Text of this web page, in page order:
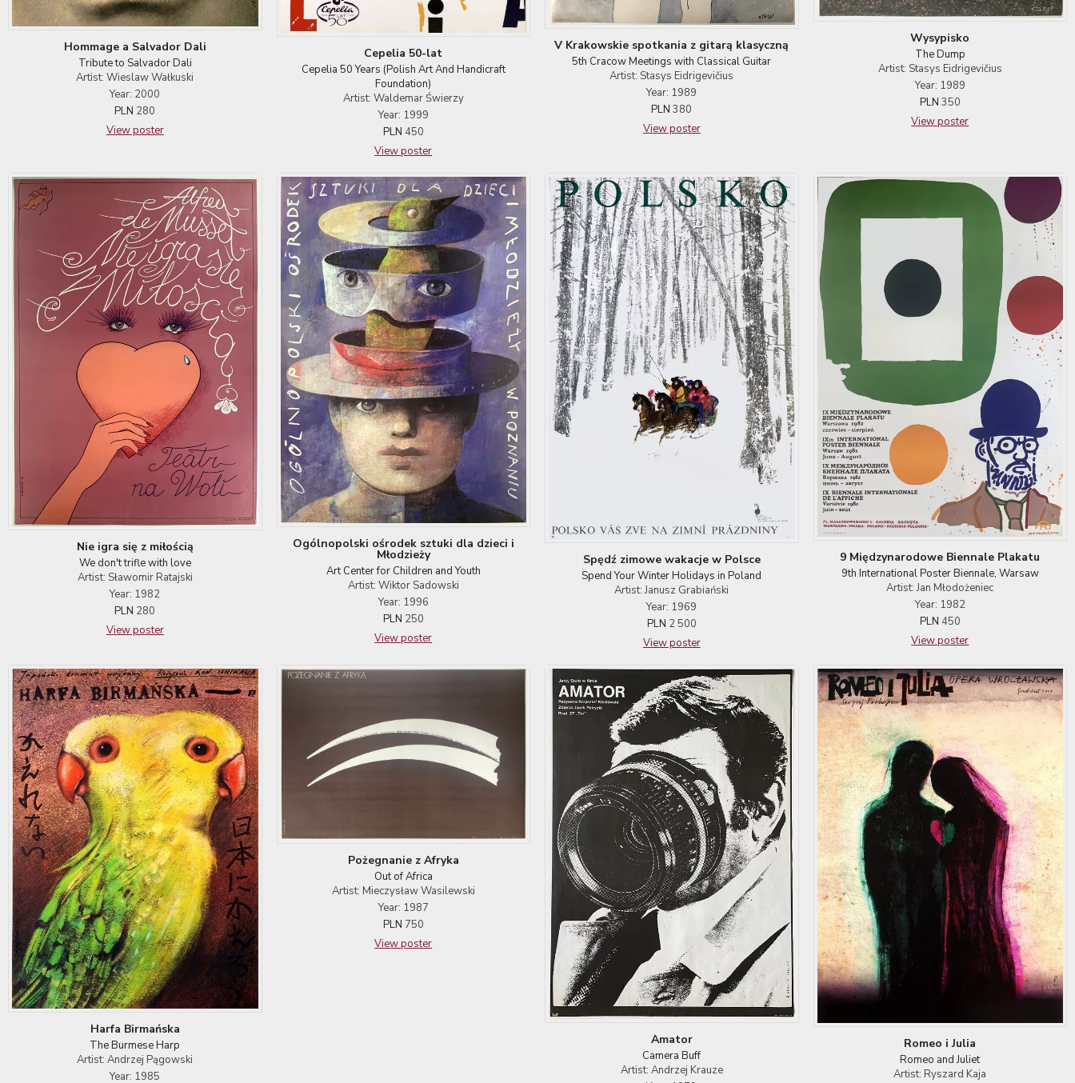
Hommage a Salvador Dali
Tribute to Salvador Dali
Artist: Wieslaw Wałkuski
Year: 2000
PLN 280
View poster
Cepelia 50-lat
Cepelia 50 Years (Polish Art And Handicraft
Foundation)
Artist: Waldemar Świerzy
Year: 1999
PLN 450
View poster
V Krakowskie spotkania z gitarą klasyczną
5th Cracow Meetings with Classical Guitar
Artist: Stasys Eidrigevičius
Year: 1989
PLN 380
View poster
Wysypisko
The Dump
Artist: Stasys Eidrigevičius
Year: 1989
PLN 350
View poster
Nie igra się z miłością
We don't trifle with love
Artist: Sławomir Ratajski
Year: 1982
PLN 280
View poster
Ogólnopolski ośrodek sztuki dla dzieci i
Młodzieży
Art Center for Children and Youth
Artist: Wiktor Sadowski
Year: 1996
PLN 250
View poster
Spędź zimowe wakacje w Polsce
Spend Your Winter Holidays in Poland
Artist: Janusz Grabiański
Year: 1969
PLN 2 500
View poster
9 Międzynarodowe Biennale Plakatu
9th International Poster Biennale, Warsaw
Artist: Jan Młodożeniec
Year: 1982
PLN 450
View poster
Harfa Birmańska
The Burmese Harp
Artist: Andrzej Pągowski
Year: 1985
Pożegnanie z Afryka
Out of Africa
Artist: Mieczysław Wasilewski
Year: 1987
PLN 750
View poster
Amator
Camera Buff
Artist: Andrzej Krauze
Romeo i Julia
Romeo and Juliet
Artist: Ryszard Kaja